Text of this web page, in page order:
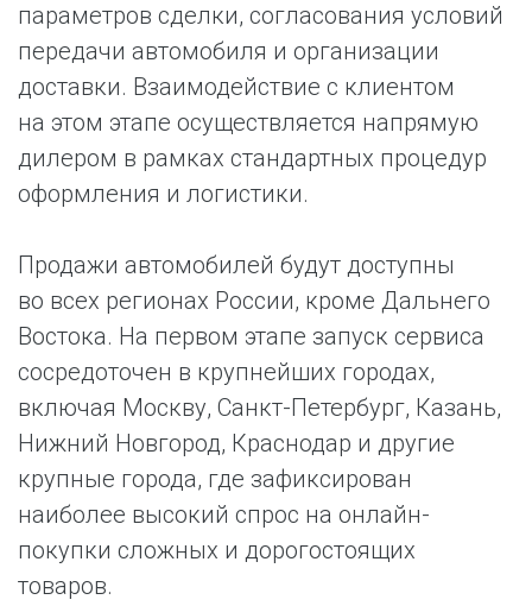
параметров сделки, согласования условий
передачи автомобиля и организации
доставки. Взаимодействие с клиентом
на этом этапе осуществляется напрямую
дилером в рамках стандартных процедур
оформления и логистики.
Продажи автомобилей будут доступны
во всех регионах России, кроме Дальнего
Востока. На первом этапе запуск сервиса
сосредоточен в крупнейших городах,
включая Москву, Санкт-Петербург, Казань,
Нижний Новгород, Краснодар и другие
крупные города, где зафиксирован
наиболее высокий спрос на онлайн-
покупки сложных и дорогостоящих
товаров.